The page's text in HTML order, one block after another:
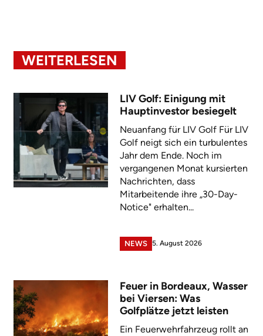
WEITERLESEN
LIV Golf: Einigung mit
Hauptinvestor besiegelt
Neuanfang für LIV Golf Für LIV
Golf neigt sich ein turbulentes
Jahr dem Ende. Noch im
vergangenen Monat kursierten
Nachrichten, dass
Mitarbeitende ihre „30-Day-
Notice" erhalten...
NEWS 5. August 2026
Feuer in Bordeaux, Wasser
bei Viersen: Was
Golfplätze jetzt leisten
Ein Feuerwehrfahrzeug rollt an